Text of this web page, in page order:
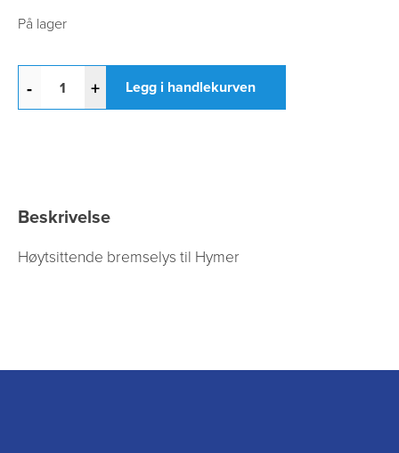
På lager
- + Legg i handlekurven
Beskrivelse
Høytsittende bremselys til Hymer